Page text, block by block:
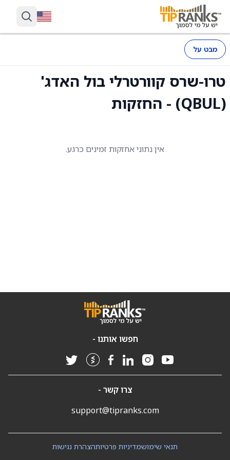
מבט על
טרו-שרס קוורטרלי בול האדג'
(QBUL) - החזקות
אין נתוני אחזקות זמינים כרגע.
חפשו אותנו -
צרו קשר -
support@tipranks.com
הצהרת נגישותמדיניות פרטיותתנאי שימוש